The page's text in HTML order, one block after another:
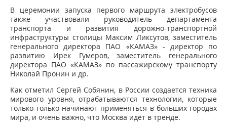
ФОТОГАЛЕРЕЯ
КОНТАКТНАЯ ИНФОРМАЦИЯ
В церемонии запуска первого маршрута электробусов
также участвовали руководитель департамента
транспорта и развития дорожно-транспортной
инфраструктуры столицы Максим Ликсутов, заместитель
генерального директора ПАО «КАМАЗ» - директор по
развитию Ирек Гумеров, заместитель генерального
директора ПАО «КАМАЗ» по пассажирскому транспорту
Николай Пронин и др.
Как отметил Сергей Собянин, в России создается техника
мирового уровня, отрабатываются технологии, которые
только-только начинают применяться в больших городах
мира, и очень важно, что Москва идёт в тренде.